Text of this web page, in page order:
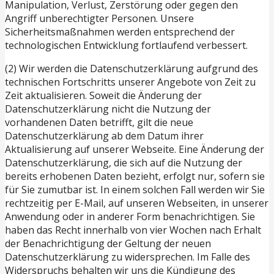
Manipulation, Verlust, Zerstörung oder gegen den
Angriff unberechtigter Personen. Unsere
Sicherheitsmaßnahmen werden entsprechend der
technologischen Entwicklung fortlaufend verbessert.
(2) Wir werden die Datenschutzerklärung aufgrund des
technischen Fortschritts unserer Angebote von Zeit zu
Zeit aktualisieren. Soweit die Änderung der
Datenschutzerklärung nicht die Nutzung der
vorhandenen Daten betrifft, gilt die neue
Datenschutzerklärung ab dem Datum ihrer
Aktualisierung auf unserer Webseite. Eine Änderung der
Datenschutzerklärung, die sich auf die Nutzung der
bereits erhobenen Daten bezieht, erfolgt nur, sofern sie
für Sie zumutbar ist. In einem solchen Fall werden wir Sie
rechtzeitig per E-Mail, auf unseren Webseiten, in unserer
Anwendung oder in anderer Form benachrichtigen. Sie
haben das Recht innerhalb von vier Wochen nach Erhalt
der Benachrichtigung der Geltung der neuen
Datenschutzerklärung zu widersprechen. Im Falle des
Widerspruchs behalten wir uns die Kündigung des